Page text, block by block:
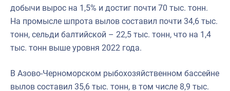
добычи вырос на 1,5% и достиг почти 70 тыс. тонн.
На промысле шпрота вылов составил почти 34,6 тыс.
тонн, сельди балтийской – 22,5 тыс. тонн, что на 1,4
тыс. тонн выше уровня 2022 года.
В Азово-Черноморском рыбохозяйственном бассейне
вылов составил 35,6 тыс. тонн, в том числе 8,9 тыс.